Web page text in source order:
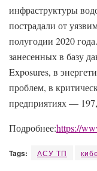
инфраструктуры
пострадали от
полугодии 2020
занесенных в базу
Exposures, в
проблем, в
предприятиях —
Подробнее:https://
Tags: АСУ ТП